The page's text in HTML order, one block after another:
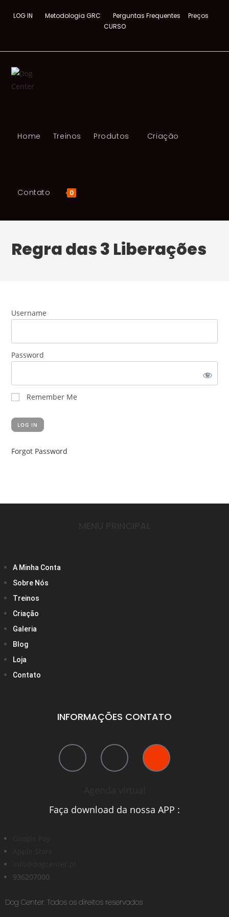
LOG IN Metodologia GRC Perguntas Frequentes
Preços
CURSO
Home Treinos Produtos Criação
Contato 0
Regra das 3 Liberações
Username
Password
Remember Me
Forgot Password
A Minha Conta
Sobre Nós
Treinos
Criação
Galeria
Blog
Loja
Contato
INFORMAÇÕES CONTATO
Faça download da nossa APP :
936207000
Dog Center. Todos os direitos reservados